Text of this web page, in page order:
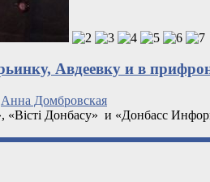
Авдеевку и в
Анна Домбровская
«Вісті Донбасу» и «Донбасс